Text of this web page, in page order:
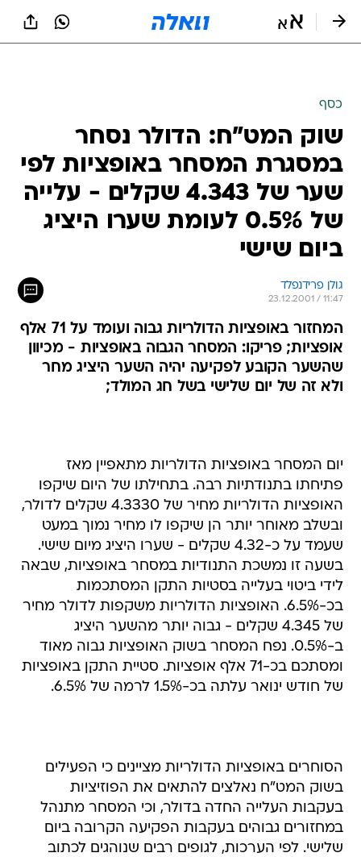
כסף
שוק המט"ח: הדולר נסחר
במסגרת המסחר באופציות לפי
שער של 4.343 שקלים - עלייה
של 0.5% לעומת שערו היציג
ביום שישי
גולן פרידנפלד
23.12.2001 / 11:47
המחזור באופציות הדולריות גבוה ועומד על 71 אלף
אופציות; פריקו: המסחר הגבוה באופציות - מכיוון
שהשער הקובע לפקיעה יהיה השער היציג מחר
ולא זה של יום שלישי בשל חג המולד;
יום המסחר באופציות הדולריות מתאפיין מאז
פתיחתו בתנודתיות רבה. בתחילתו של היום שיקפו
האופציות הדולריות מחיר של 4.3330 שקלים לדולר,
ובשלב מאוחר יותר הן שיקפו לו מחיר נמוך במעט
שעמד על כ-4.32 שקלים - שערו היציג מיום שישי.
בשעה זו נמשכת התנודיות במסחר באופציות, שבאה
לידי ביטוי בעלייה בסטיות התקן המסתכמות
בכ-6.5%. האופציות הדולריות משקפות לדולר מחיר
של 4.345 שקלים - גבוה יותר מהשער היציג
ב-0.5%. נפח המסחר בשוק האופציות גבוה מאוד
ומסתכם בכ-71 אלף אופציות. סטיית התקן באופציות
של חודש ינואר עלתה בכ-1.5% לרמה של 6.5%.
הסוחרים באופציות הדולריות מציינים כי הפעילים
בשוק המט"ח נאלצים להתאים את הפוזיציות
בעקבות העלייה החדה בדולר, וכי המסחר מתנהל
במחזורים גבוהים בעקבות הפקיעה הקרובה ביום
שלישי. לפי הערכות, לגופים רבים שנוהגים לכתוב